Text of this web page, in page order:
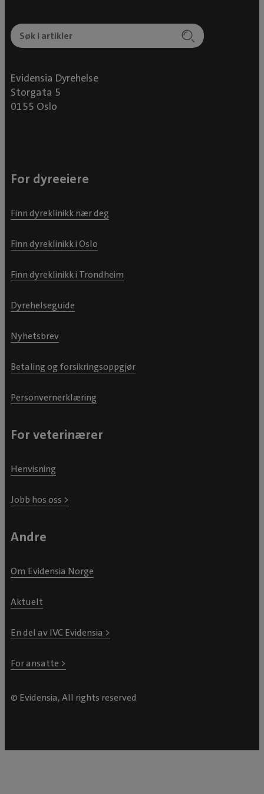
Evidensia Dyrehelse
Storgata 5
0155 Oslo
For dyreeiere
Finn dyreklinikk nær deg
Finn dyreklinikk i Oslo
Finn dyreklinikk i Trondheim
Dyrehelseguide
Nyhetsbrev
Betaling og forsikringsoppgjør
Personvernerklæring
For veterinærer
Henvisning
Jobb hos oss >
Andre
Om Evidensia Norge
Aktuelt
En del av IVC Evidensia >
For ansatte >
© Evidensia, All rights reserved